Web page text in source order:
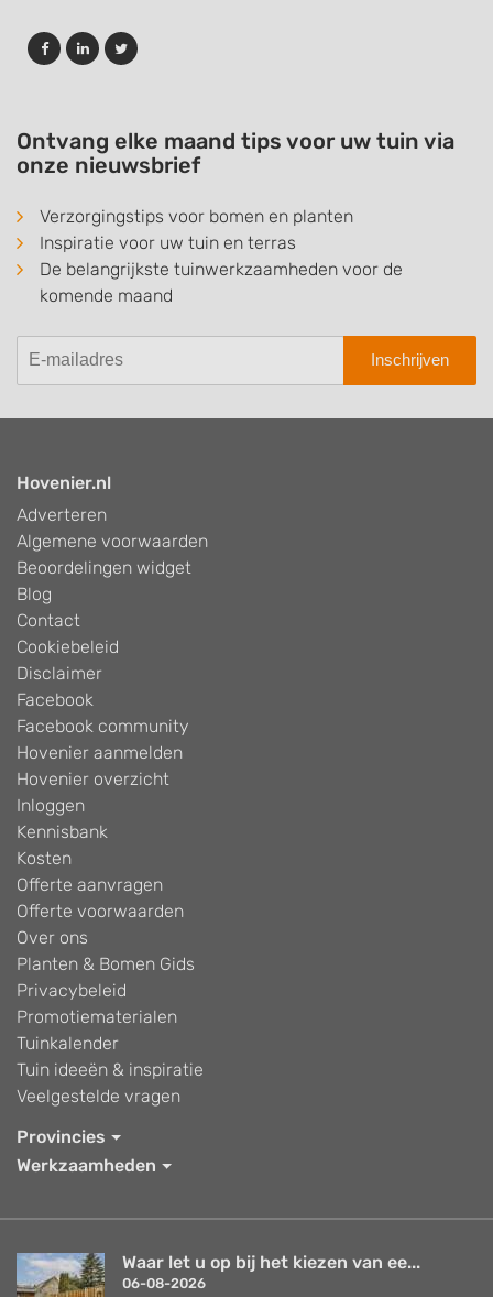
Ontvang elke maand tips voor uw tuin via
onze nieuwsbrief
Verzorgingstips voor bomen en planten
Inspiratie voor uw tuin en terras
De belangrijkste tuinwerkzaamheden voor de
komende maand
Inschrijven
Hovenier.nl
Adverteren
Algemene voorwaarden
Beoordelingen widget
Blog
Contact
Cookiebeleid
Disclaimer
Facebook
Facebook community
Hovenier aanmelden
Hovenier overzicht
Inloggen
Kennisbank
Kosten
Offerte aanvragen
Offerte voorwaarden
Over ons
Planten & Bomen Gids
Privacybeleid
Promotiematerialen
Tuinkalender
Tuin ideeën & inspiratie
Veelgestelde vragen
Provincies
Werkzaamheden
Waar let u op bij het kiezen van ee...
06-08-2026